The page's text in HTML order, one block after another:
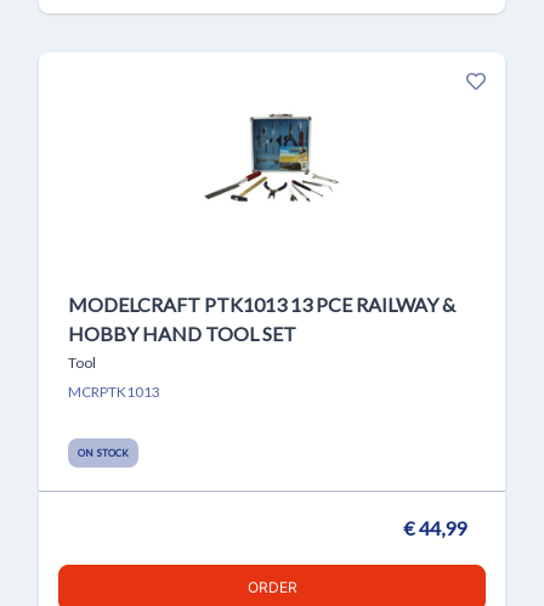
MODELCRAFT PTK1013 13 PCE RAILWAY &
HOBBY HAND TOOL SET
Tool
MCRPTK1013
ON STOCK
€ 44,99
ORDER